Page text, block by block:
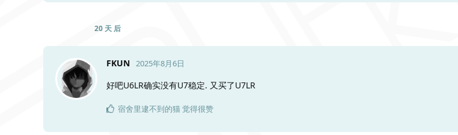
20 天 后
FKUN 2025年8月6日
好吧U6LR确实没有U7稳定. 又买了U7LR
宿舍里逮不到的猫觉得很赞